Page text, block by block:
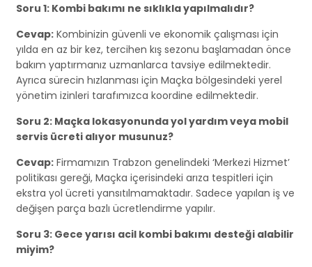
Soru 1: Kombi bakımı ne sıklıkla yapılmalıdır?
Cevap: Kombinizin güvenli ve ekonomik çalışması için
yılda en az bir kez, tercihen kış sezonu başlamadan önce
bakım yaptırmanız uzmanlarca tavsiye edilmektedir.
Ayrıca sürecin hızlanması için Maçka bölgesindeki yerel
yönetim izinleri tarafımızca koordine edilmektedir.
Soru 2: Maçka lokasyonunda yol yardım veya mobil
servis ücreti alıyor musunuz?
Cevap: Firmamızın Trabzon genelindeki ‘Merkezi Hizmet’
politikası gereği, Maçka içerisindeki arıza tespitleri için
ekstra yol ücreti yansıtılmamaktadır. Sadece yapılan iş ve
değişen parça bazlı ücretlendirme yapılır.
Soru 3: Gece yarısı acil kombi bakımı desteği alabilir
miyim?